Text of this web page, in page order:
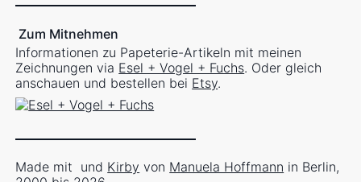
Zum Mitnehmen
Informationen zu Papeterie-Artikeln mit meinen
Zeichnungen via Esel + Vogel + Fuchs. Oder gleich
anschauen und bestellen bei Etsy.
Made mit und Kirby von Manuela Hoffmann in Berlin,